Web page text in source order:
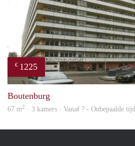
€ 1225
Boutenburg
67 m2 · 3 kamers · Vanaf ? - Onbepaalde tijd